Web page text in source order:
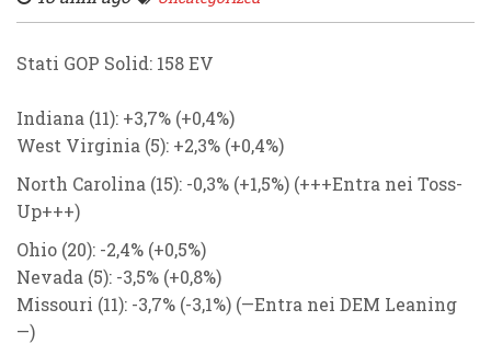
Stati GOP Solid: 158 EV
Indiana (11): +3,7% (+0,4%)
West Virginia (5): +2,3% (+0,4%)
North Carolina (15): -0,3% (+1,5%) (+++Entra nei Toss-
Up+++)
Ohio (20): -2,4% (+0,5%)
Nevada (5): -3,5% (+0,8%)
Missouri (11): -3,7% (-3,1%) (—Entra nei DEM Leaning
—)